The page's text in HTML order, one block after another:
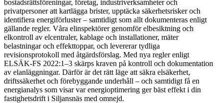
bostadsrättsföreningar, företag, industriverksamheter och
privatpersoner att kartlägga brister, upptäcka säkerhetsrisker och
identifiera energiförluster – samtidigt som allt dokumenteras enligt
gällande regler. Våra elinspektörer genomför elbesiktning och
elkontroll av elcentraler, kablage och installationer, mäter
belastningar och effekttoppar, och levererar tydliga
revisionsprotokoll med åtgärdsförslag. Med nya regler enligt
ELSÄK-FS 2022:1–3 skärps kraven på kontroll och dokumentation
av elanläggningar. Därför är det rätt läge att säkra elsäkerhet,
driftssäkerhet och förebyggande underhåll – och samtidigt få en
energianalys som visar var energioptimering ger bäst effekt i din
fastighetsdrift i Siljansnäs med omnejd.